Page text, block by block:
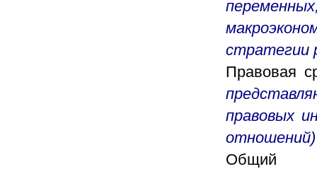
стратегии
Правовая
правовых
отношений)
Общий